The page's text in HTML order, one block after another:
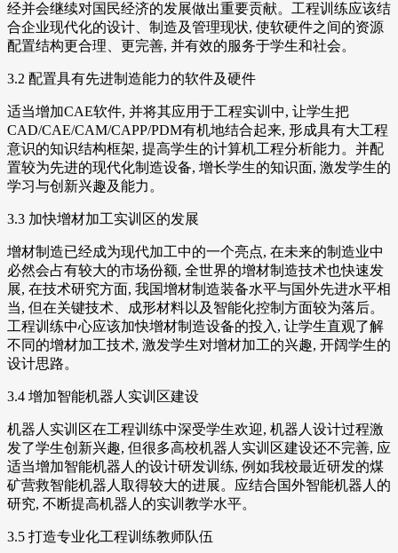
经并会继续对国民经济的发展做出重要贡献。工程训练应该结
合企业现代化的设计、制造及管理现状, 使软硬件之间的资源
配置结构更合理、更完善, 并有效的服务于学生和社会。
3.2 配置具有先进制造能力的软件及硬件
适当增加CAE软件, 并将其应用于工程实训中, 让学生把
CAD/CAE/CAM/CAPP/PDM有机地结合起来, 形成具有大工程
意识的知识结构框架, 提高学生的计算机工程分析能力。并配
置较为先进的现代化制造设备, 增长学生的知识面, 激发学生的
学习与创新兴趣及能力。
3.3 加快增材加工实训区的发展
增材制造已经成为现代加工中的一个亮点, 在未来的制造业中
必然会占有较大的市场份额, 全世界的增材制造技术也快速发
展, 在技术研究方面, 我国增材制造装备水平与国外先进水平相
当, 但在关键技术、成形材料以及智能化控制方面较为落后。
工程训练中心应该加快增材制造设备的投入, 让学生直观了解
不同的增材加工技术, 激发学生对增材加工的兴趣, 开阔学生的
设计思路。
3.4 增加智能机器人实训区建设
机器人实训区在工程训练中深受学生欢迎, 机器人设计过程激
发了学生创新兴趣, 但很多高校机器人实训区建设还不完善, 应
适当增加智能机器人的设计研发训练, 例如我校最近研发的煤
矿营救智能机器人取得较大的进展。应结合国外智能机器人的
研究, 不断提高机器人的实训教学水平。
3.5 打造专业化工程训练教师队伍